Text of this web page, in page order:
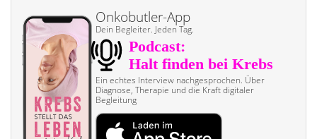
Onkobutler-App
Dein Begleiter. Jeden Tag.
Ein echtes Interview nach­gesprochen. Über
Diagnose, Therapie und die Kraft digitaler
Begleitung